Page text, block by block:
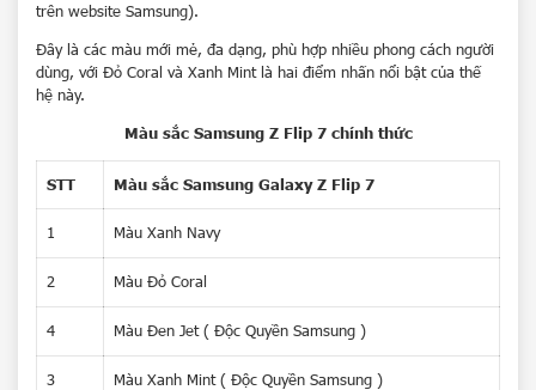
trên website Samsung).
Đây là các màu mới mẻ, đa dạng, phù hợp nhiều phong cách người
dùng, với Đỏ Coral và Xanh Mint là hai điểm nhấn nổi bật của thế
hệ này.
Màu sắc Samsung Z Flip 7 chính thức
STT Màu sắc Samsung Galaxy Z Flip 7
1 Màu Xanh Navy
2 Màu Đỏ Coral
4 Màu Đen Jet ( Độc Quyền Samsung )
3 Màu Xanh Mint ( Độc Quyền Samsung )